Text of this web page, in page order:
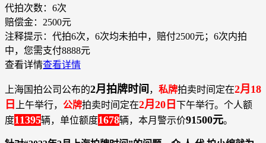
代拍次数： 6次
赔偿金： 2500元
注释提示： 代拍6次，6次均未拍中，赔付2500元；6次内拍
中，您需支付8888元
查看详情查看详情
上海国拍公司公布的2月拍牌时间 ， 私牌拍卖时间定在2月18
日 上午举行， 公牌拍卖时间定在2月20日 下午举行。个人额
度11395辆，单位额度1678辆，本月警示价91500元。